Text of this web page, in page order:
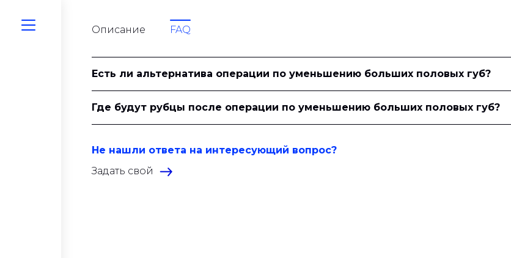
Описание FAQ
Есть ли альтернатива операции по уменьшению больших половых губ?
Где будут рубцы после операции по уменьшению больших половых губ?
Не нашли ответа на интересующий вопрос?
Задать свой